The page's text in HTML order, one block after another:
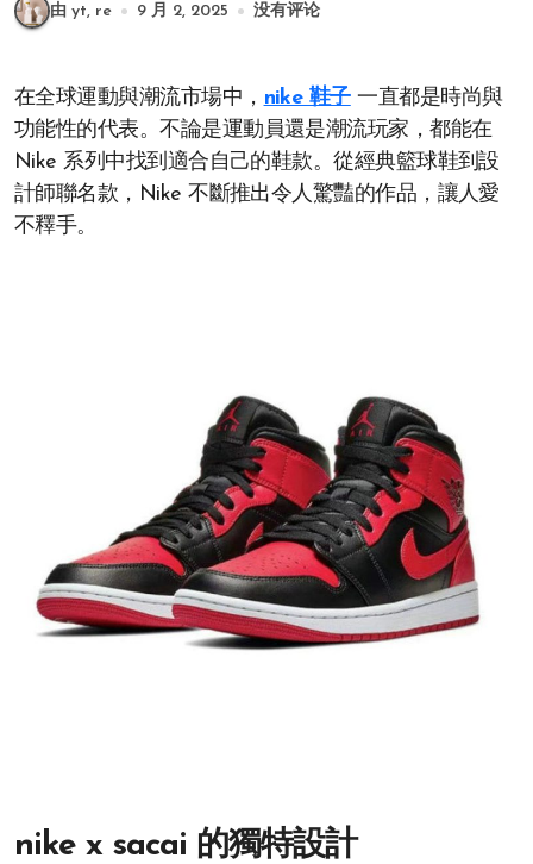
由 yt, re 9 月 2, 2025 没有评论
在全球運動與潮流市場中， nike 鞋子一直都是時尚與
功能性的代表。不論是運動員還是潮流玩家，都能在
Nike 系列中找到適合自己的鞋款。從經典籃球鞋到設
計師聯名款，Nike 不斷推出令人驚豔的作品，讓人愛
不釋手。
nike x sacai 的獨特設計